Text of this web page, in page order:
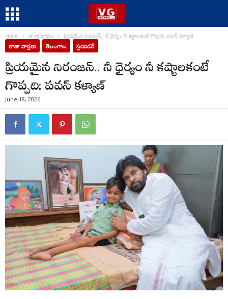
Home తాజా వార్తలు ప్రియమైన నిరంజన్.. నీ ధైర్యం నీ కష్టాలకంటే గొప్పది: పవన్ కళ్యాణ్
తాజా వార్తలు తెలంగాణ స్లయిడర్
ప్రియమైన నిరంజన్.. నీ ధైర్యం నీ కష్టాలకంటే
గొప్పది: పవన్ కళ్యాణ్
June 18, 2026